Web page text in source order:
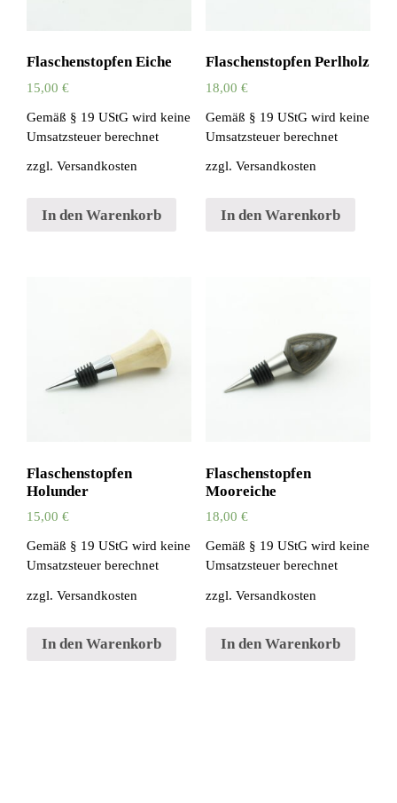
Flaschenstopfen Eiche
15,00 €
Gemäß § 19 UStG wird keine
Umsatzsteuer berechnet
zzgl. Versandkosten
In den Warenkorb
Flaschenstopfen Perlholz
18,00 €
Gemäß § 19 UStG wird keine
Umsatzsteuer berechnet
zzgl. Versandkosten
In den Warenkorb
Flaschenstopfen
Holunder
15,00 €
Gemäß § 19 UStG wird keine
Umsatzsteuer berechnet
zzgl. Versandkosten
In den Warenkorb
Flaschenstopfen
Mooreiche
18,00 €
Gemäß § 19 UStG wird keine
Umsatzsteuer berechnet
zzgl. Versandkosten
In den Warenkorb